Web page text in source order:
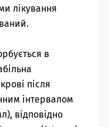
лікування
в
після
інтервалом
відповідно